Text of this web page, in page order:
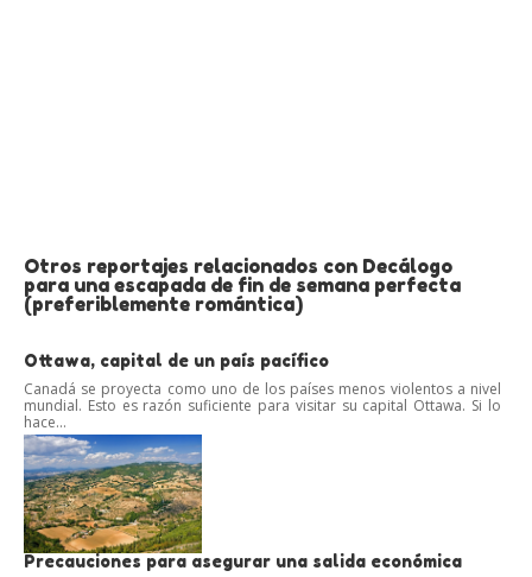
Otros reportajes relacionados con Decálogo
para una escapada de fin de semana perfecta
(preferiblemente romántica)
Ottawa, capital de un país pacífico
Canadá se proyecta como uno de los países menos violentos a nivel
mundial. Esto es razón suficiente para visitar su capital Ottawa. Si lo
hace...
Precauciones para asegurar una salida económica